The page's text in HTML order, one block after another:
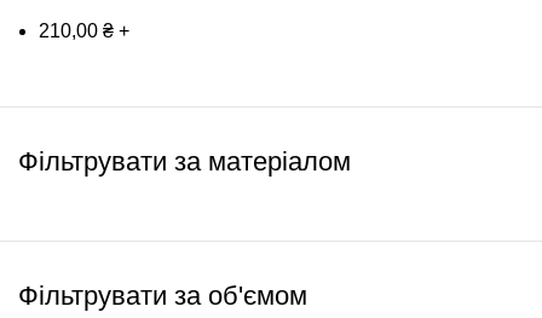
210,00 ₴ +
Фільтрувати за матеріалом
Фільтрувати за об'ємом